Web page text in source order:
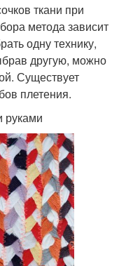
ткани при
метода зависит
одну технику,
другую, можно
Существует
плетения.
руками